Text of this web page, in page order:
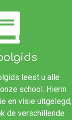
leest u alle
school. Hierin
en visie uitgelegd,
de verschillende